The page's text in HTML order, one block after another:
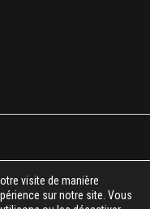
| Tous droits réservés
visite de manière
sur notre site. Vous